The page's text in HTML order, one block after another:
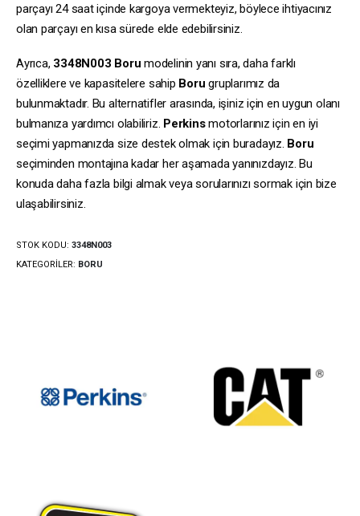
parçayı 24 saat içinde kargoya vermekteyiz, böylece ihtiyacınız
olan parçayı en kısa sürede elde edebilirsiniz.
Ayrıca, 3348N003 Boru modelinin yanı sıra, daha farklı
özelliklere ve kapasitelere sahip Boru gruplarımız da
bulunmaktadır. Bu alternatifler arasında, işiniz için en uygun olanı
bulmanıza yardımcı olabiliriz. Perkinsmotorlarınız için en iyi
seçimi yapmanızda size destek olmak için buradayız. Boru
seçiminden montajına kadar her aşamada yanınızdayız. Bu
konuda daha fazla bilgi almak veya sorularınızı sormak için bize
ulaşabilirsiniz.
STOK KODU: 3348N003
KATEGORILER: BORU